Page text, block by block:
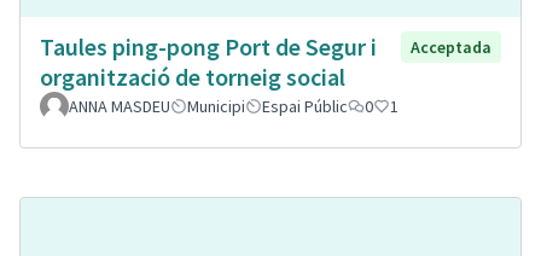
Taules ping-pong Port de Segur i
organització de torneig social
Acceptada
ANNA MASDEU Municipi Espai Públic 0 1